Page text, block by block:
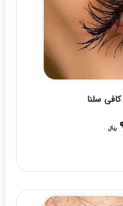
سلنا
ریال